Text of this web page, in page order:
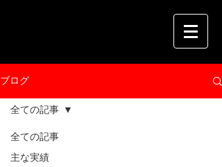
ブログ
全ての記事
主な実績
全ての記事